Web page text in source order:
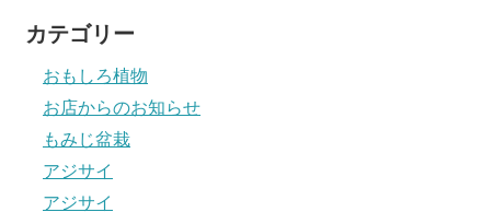
カテゴリー
おもしろ植物
お店からのお知らせ
もみじ盆栽
アジサイ
アジサイ